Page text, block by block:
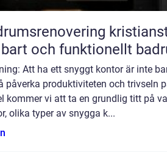
kristianstad så skapar
och funktionellt
Att ha ett snyggt kontor är inte
påverka produktiviteten och trivseln
kommer vi att ta en grundlig titt på
olika typer av snygga k...